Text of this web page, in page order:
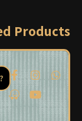
Products